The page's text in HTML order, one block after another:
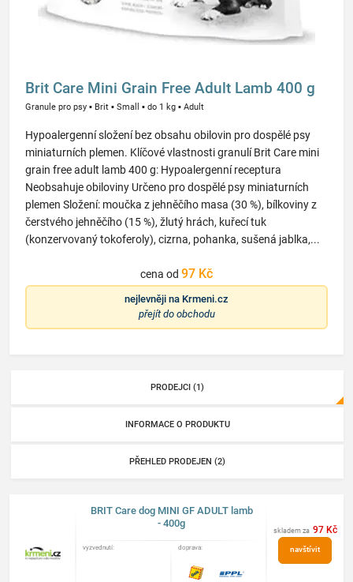
Brit Care Mini Grain Free Adult Lamb 400 g
Granule pro psy ▪ Brit ▪ Small ▪ do 1 kg ▪ Adult
Hypoalergenní složení bez obsahu obilovin pro dospělé psy
miniaturních plemen. Klíčové vlastnosti granulí Brit Care mini
grain free adult lamb 400 g: Hypoalergenní receptura
Neobsahuje obiloviny Určeno pro dospělé psy miniaturních
plemen Složení: moučka z jehněčího masa (30 %), bílkoviny z
čerstvého jehněčího (15 %), žlutý hrách, kuřecí tuk
(konzervovaný tokoferoly), cizrna, pohanka, sušená jablka,...
cena od 97 Kč
nejlevněji na Krmeni.cz
přejít do obchodu
PRODEJCI (1)
INFORMACE O PRODUKTU
PŘEHLED PRODEJEN (2)
BRIT Care dog MINI GF ADULT lamb
- 400g
vyzvednutí: doprava:
skladem za 97 Kč
navštívit